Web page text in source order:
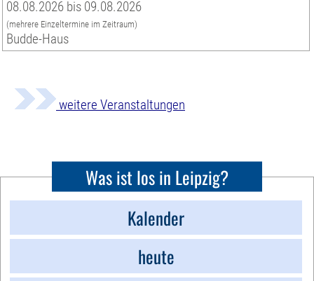
08.08.2026 bis 09.08.2026
(mehrere Einzeltermine im Zeitraum)
Budde-Haus
weitere Veranstaltungen
Was ist los in Leipzig?
Kalender
heute